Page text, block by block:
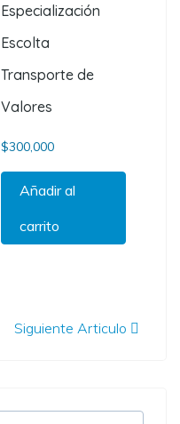
Especialización
Escolta
Transporte de
Valores
$300,000
Añadir al
carrito
Siguiente Articulo